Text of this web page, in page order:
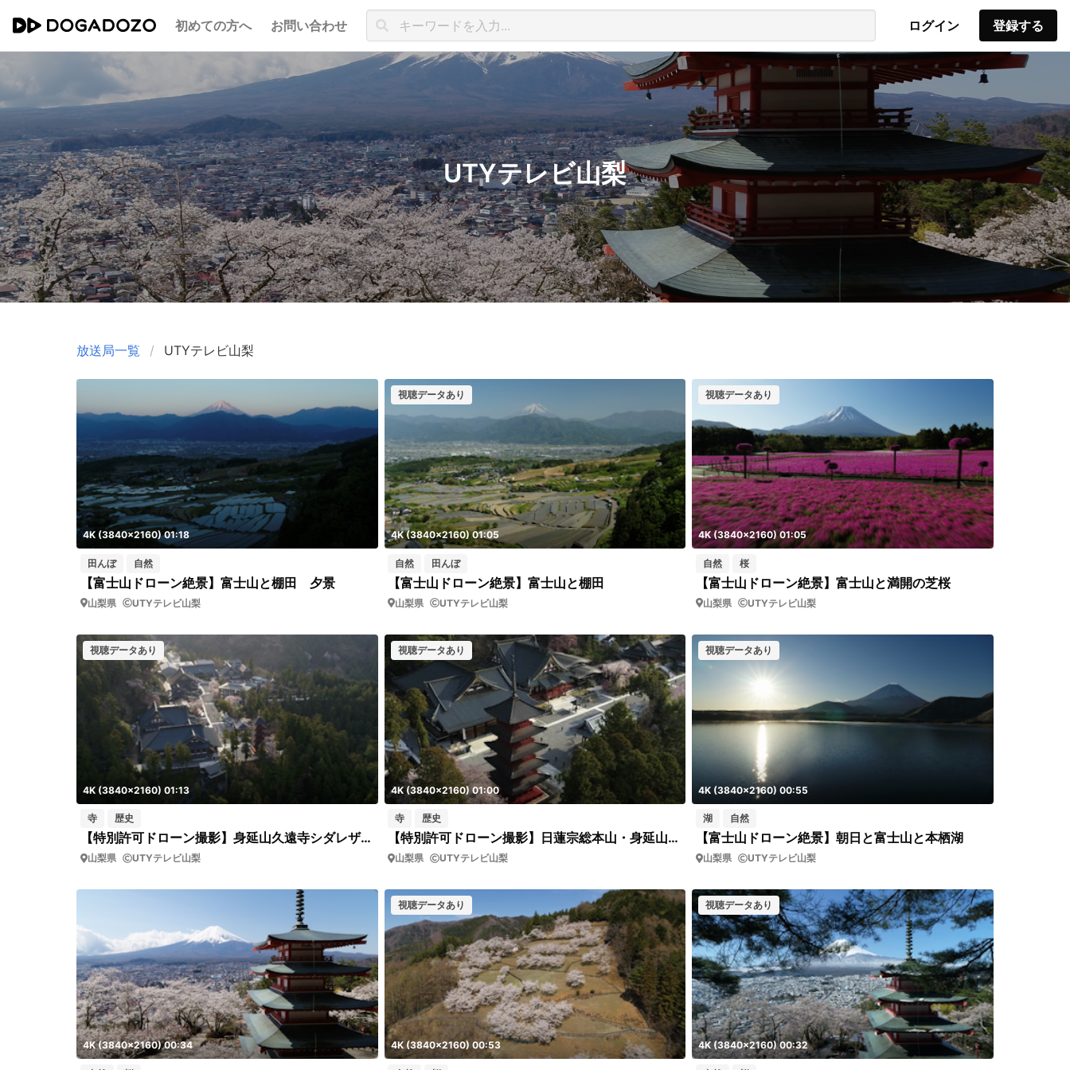
初めての方へ お問い合わせ ログイン 登録する
UTYテレビ山梨
放送局一覧 UTYテレビ山梨
4K (3840x2160) 01:18
田んぼ 自然
【富士山ドローン絶景】富士山と棚田 夕景
山梨県 UTYテレビ山梨
視聴データあり
4K (3840x2160) 01:05
自然 田んぼ
【富士山ドローン絶景】富士山と棚田
山梨県 UTYテレビ山梨
視聴データあり
4K (3840x2160) 01:05
自然 桜
【富士山ドローン絶景】富士山と満開の芝桜
山梨県 UTYテレビ山梨
視聴データあり
4K (3840x2160) 01:13
寺 歴史
【特別許可ドローン撮影】身延山久遠寺シダレザクラ
山梨県 UTYテレビ山梨
視聴データあり
4K (3840x2160) 01:00
寺 歴史
【特別許可ドローン撮影】日蓮宗総本山・身延山久遠寺
山梨県 UTYテレビ山梨
視聴データあり
4K (3840x2160) 00:55
湖 自然
【富士山ドローン絶景】朝日と富士山と本栖湖
山梨県 UTYテレビ山梨
4K (3840x2160) 00:34
視聴データあり
4K (3840x2160) 00:53
視聴データあり
4K (3840x2160) 00:32